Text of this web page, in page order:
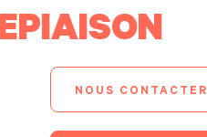
NOUS CONTACTER